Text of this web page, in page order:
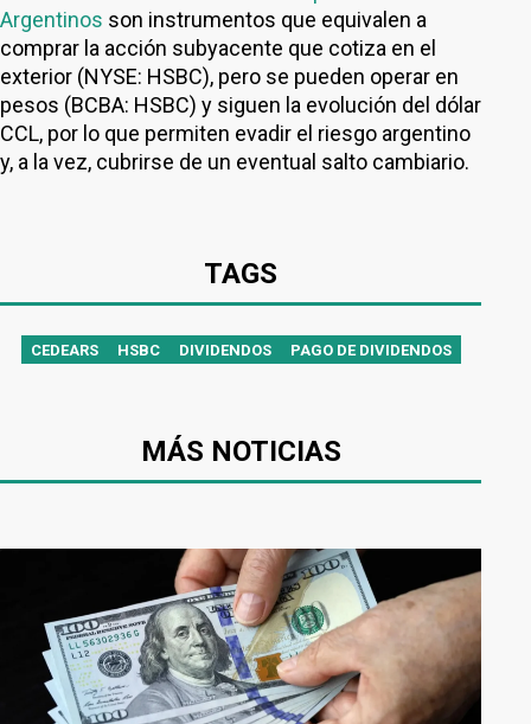
Argentinos son instrumentos que equivalen a
comprar la acción subyacente que cotiza en el
exterior (NYSE: HSBC), pero se pueden operar en
pesos (BCBA: HSBC) y siguen la evolución del dólar
CCL, por lo que permiten evadir el riesgo argentino
y, a la vez, cubrirse de un eventual salto cambiario.
TAGS
CEDEARS HSBC DIVIDENDOS PAGO DE DIVIDENDOS
MÁS NOTICIAS